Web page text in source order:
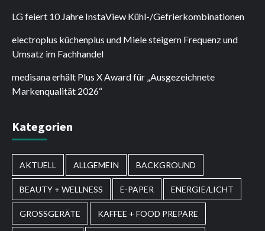
LG feiert 10 Jahre InstaView Kühl-/Gefrierkombinationen
electroplus küchenplus und Miele steigern Frequenz und
Umsatz im Fachhandel
medisana erhält Plus X Award für „Ausgezeichnete
Markenqualität 2026“
Kategorien
AKTUELL ALLGEMEIN BACKGROUND
BEAUTY + WELLNESS E-PAPER ENERGIE/LICHT
GROSSGERÄTE KAFFEE + FOOD PREPARE